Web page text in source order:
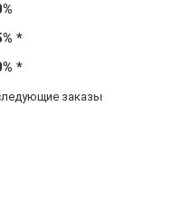
*
*
заказы